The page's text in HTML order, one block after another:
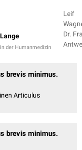
der Humanmedizin
Leif
Dr.
brevis minimus.
Articulus
brevis minimus.